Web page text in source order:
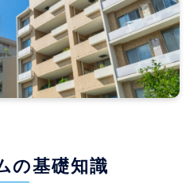
の基礎知識